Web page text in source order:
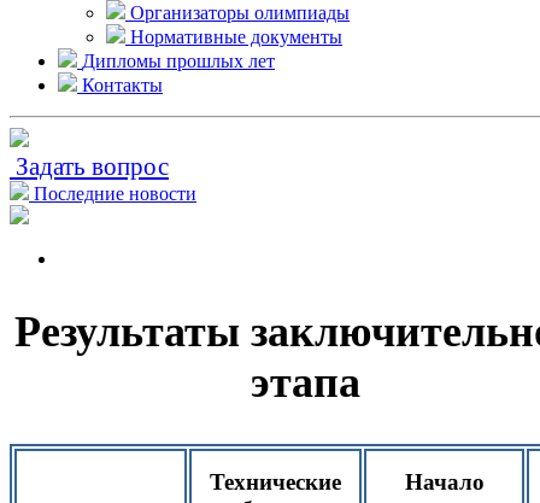
Организаторы олимпиады
Нормативные документы
Дипломы прошлых лет
Контакты
Задать вопрос
Последние новости
Результаты
этапа
Технические
Начало